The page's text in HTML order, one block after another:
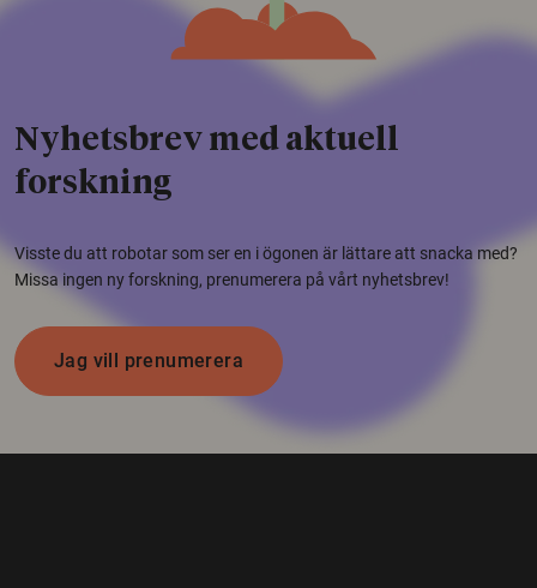
Nyhetsbrev med aktuell
forskning
Visste du att robotar som ser en i ögonen är lättare att snacka med?
Missa ingen ny forskning, prenumerera på vårt nyhetsbrev!
Jag vill prenumerera